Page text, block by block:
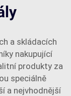
a skládacích
nakupující
produkty za
speciálně
a nejvhodnější